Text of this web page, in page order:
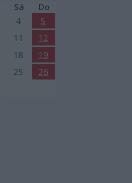
Sá
Do
4
5
11
12
18
19
25
26